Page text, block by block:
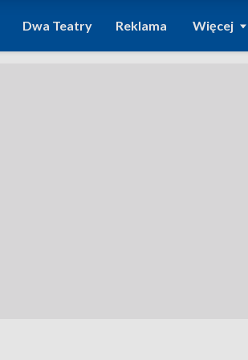
Dwa Teatry Reklama Więcej